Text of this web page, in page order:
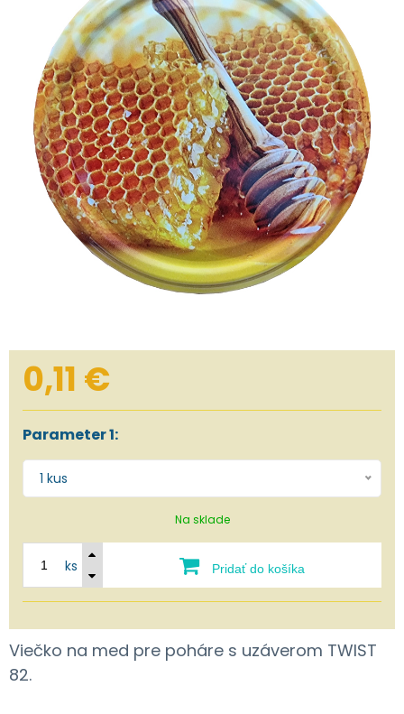
0,11 €
Parameter 1:
1 kus
Na sklade
ks Pridať do košíka
Viečko na med pre poháre s uzáverom TWIST
82.